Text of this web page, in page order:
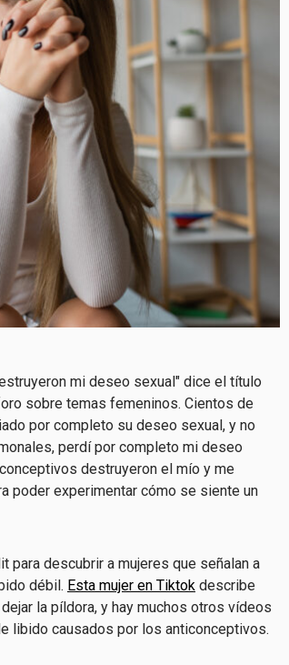
mi deseo sexual" dice el título
sobre temas femeninos. Cientos de
por completo su deseo sexual, y no
perdí por completo mi deseo
destruyeron el mío y me
poder experimentar cómo se siente un
para descubrir a mujeres que señalan a
débil. Esta mujer en Tiktok describe
la píldora, y hay muchos otros vídeos
libido causados por los anticonceptivos.